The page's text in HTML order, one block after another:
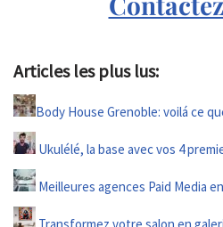
Articles les plus lus:
Body House Grenoble: voilá ce
Ukulélé, la base avec vos 4
Meilleures agences Paid Media
Transformez votre salon en